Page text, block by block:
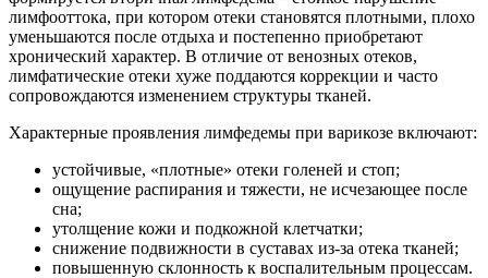
лимфооттока, при котором отеки становятся плотными, плохо
уменьшаются после отдыха и постепенно приобретают
хронический характер. В отличие от венозных отеков,
лимфатические отеки хуже поддаются коррекции и часто
сопровождаются изменением структуры тканей.
Характерные проявления лимфедемы при варикозе включают:
устойчивые, «плотные» отеки голеней и стоп;
ощущение распирания и тяжести, не исчезающее после
сна;
утолщение кожи и подкожной клетчатки;
снижение подвижности в суставах из-за отека тканей;
повышенную склонность к воспалительным процессам.